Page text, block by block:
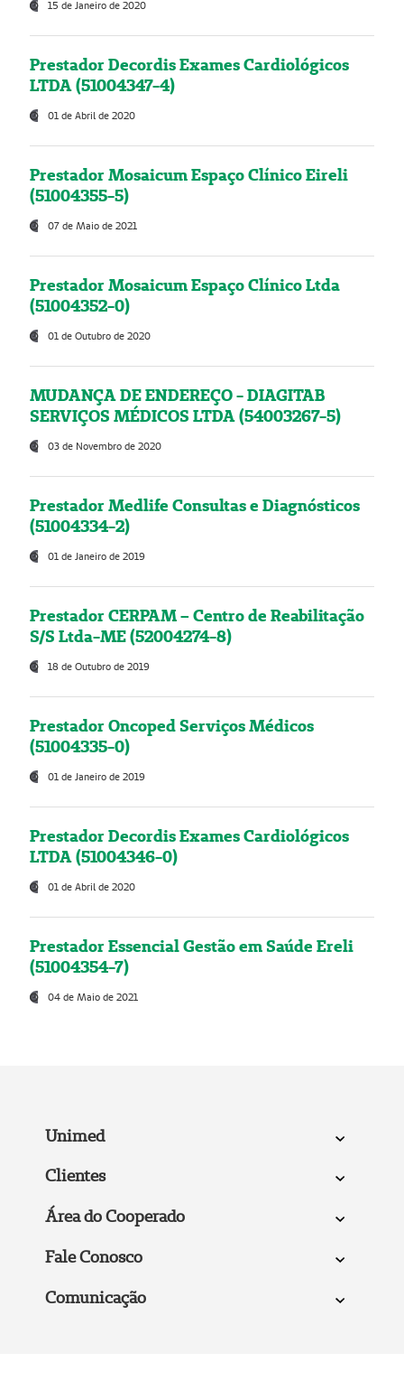
15 de Janeiro de 2020
Prestador Decordis Exames Cardiológicos
LTDA (51004347-4)
01 de Abril de 2020
Prestador Mosaicum Espaço Clínico Eireli
(51004355-5)
07 de Maio de 2021
Prestador Mosaicum Espaço Clínico Ltda
(51004352-0)
01 de Outubro de 2020
MUDANÇA DE ENDEREÇO - DIAGITAB
SERVIÇOS MÉDICOS LTDA (54003267-5)
03 de Novembro de 2020
Prestador Medlife Consultas e Diagnósticos
(51004334-2)
01 de Janeiro de 2019
Prestador CERPAM – Centro de Reabilitação
S/S Ltda-ME (52004274-8)
18 de Outubro de 2019
Prestador Oncoped Serviços Médicos
(51004335-0)
01 de Janeiro de 2019
Prestador Decordis Exames Cardiológicos
LTDA (51004346-0)
01 de Abril de 2020
Prestador Essencial Gestão em Saúde Ereli
(51004354-7)
04 de Maio de 2021
Unimed
Clientes
Área do Cooperado
Fale Conosco
Comunicação